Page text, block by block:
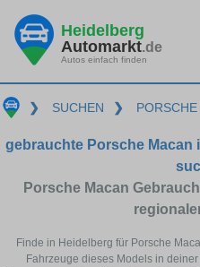
Heidelberg
Automarkt.de
Autos einfach finden
❯ SUCHEN ❯ PORSCHE
gebrauchte Porsche Macan
Porsche Macan
Finde in Heidelberg für Porsche
Fahrzeuge dieses Models in